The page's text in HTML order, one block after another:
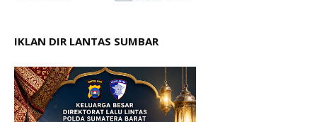
IKLAN DIR LANTAS SUMBAR